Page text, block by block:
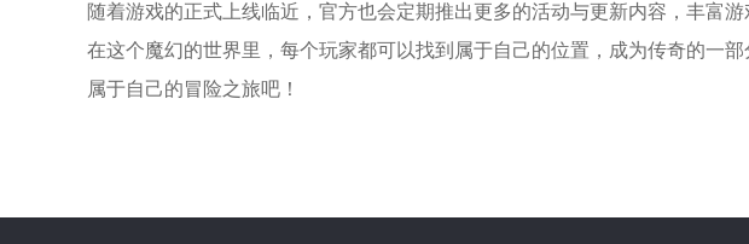
随着游戏的正式上线临近，官方也会定期推出更多的活动与更新内容，丰富
在这个魔幻的世界里，每个玩家都可以找到属于自己的位置，成为传奇的一
属于自己的冒险之旅吧！